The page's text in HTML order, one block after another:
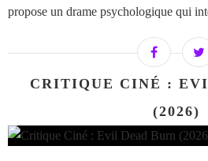
propose un drame psychologique qui
CRITIQUE CINÉ :
(2026)